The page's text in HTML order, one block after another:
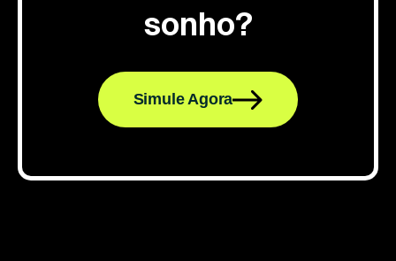
sonho?
Simule Agora